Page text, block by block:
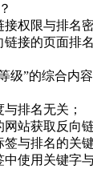
接权限与排名
链接的页面排
级”的综合内
排名无关；
站获取反向
与排名的关
使用关键字